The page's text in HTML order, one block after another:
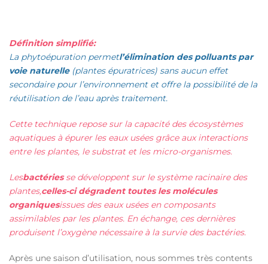
Définition simplifié:
La phytoépuration permetl’élimination des polluants par
voie naturelle(plantes épuratrices) sans aucun effet
secondaire pour l’environnement et offre la possibilité de la
réutilisation de l’eau après traitement.
Cette technique repose sur la capacité des écosystèmes
aquatiques à épurer les eaux usées grâce aux interactions
entre les plantes, le substrat et les micro-organismes.
Lesbactériesse développent sur le système racinaire des
plantes,celles-ci dégradent toutes les molécules
organiquesissues des eaux usées en composants
assimilables par les plantes. En échange, ces dernières
produisent l’oxygène nécessaire à la survie des bactéries.
Après une saison d’utilisation, nous sommes très contents